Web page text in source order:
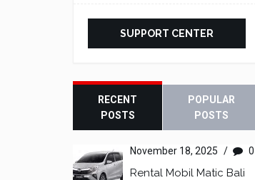
SUPPORT CENTER
RECENT
POSTS
POPULAR
POSTS
November 18, 2025 / 0
Rental Mobil Matic Bali